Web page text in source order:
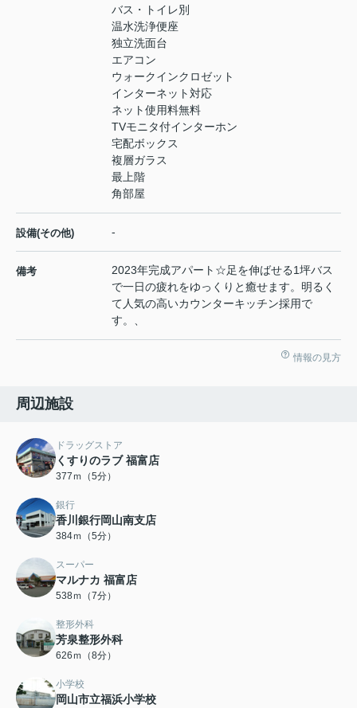
バス・トイレ別
温水洗浄便座
独立洗面台
エアコン
ウォークインクロゼット
インターネット対応
ネット使用料無料
TVモニタ付インターホン
宅配ボックス
複層ガラス
最上階
角部屋
設備(その他) -
備考
2023年完成アパート☆足を伸ばせる1坪バス
で一日の疲れをゆっくりと癒せます。明るく
て人気の高いカウンターキッチン採用で
す。、
情報の見方
周辺施設
ドラッグストア
くすりのラブ 福富店
377ｍ（5分）
銀行
香川銀行岡山南支店
384ｍ（5分）
スーパー
マルナカ 福富店
538ｍ（7分）
整形外科
芳泉整形外科
626ｍ（8分）
小学校
岡山市立福浜小学校